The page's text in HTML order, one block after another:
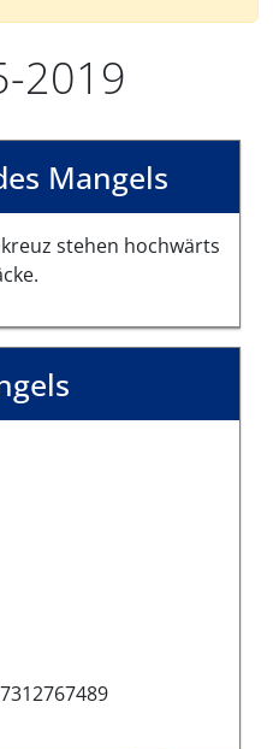
2019
Mangels
stehen hochwärts